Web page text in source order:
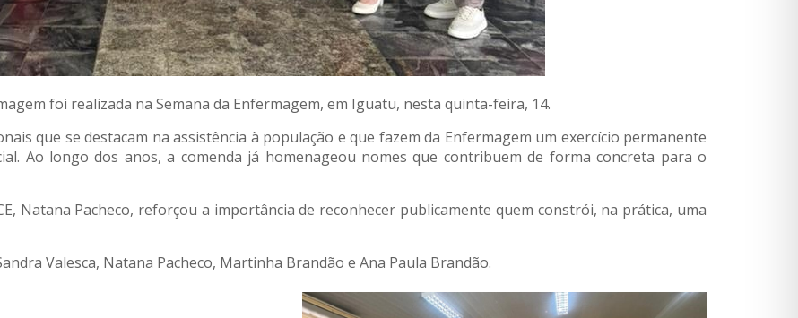
foi realizada na Semana da Enfermagem, em Iguatu, nesta quinta-feira, 14.
que se destacam na assistência à população e que fazem da Enfermagem um exercício permanente
Ao longo dos anos, a comenda já homenageou nomes que contribuem de forma concreta para o
Natana Pacheco, reforçou a importância de reconhecer publicamente quem constrói, na prática, uma
Valesca, Natana Pacheco, Martinha Brandão e Ana Paula Brandão.